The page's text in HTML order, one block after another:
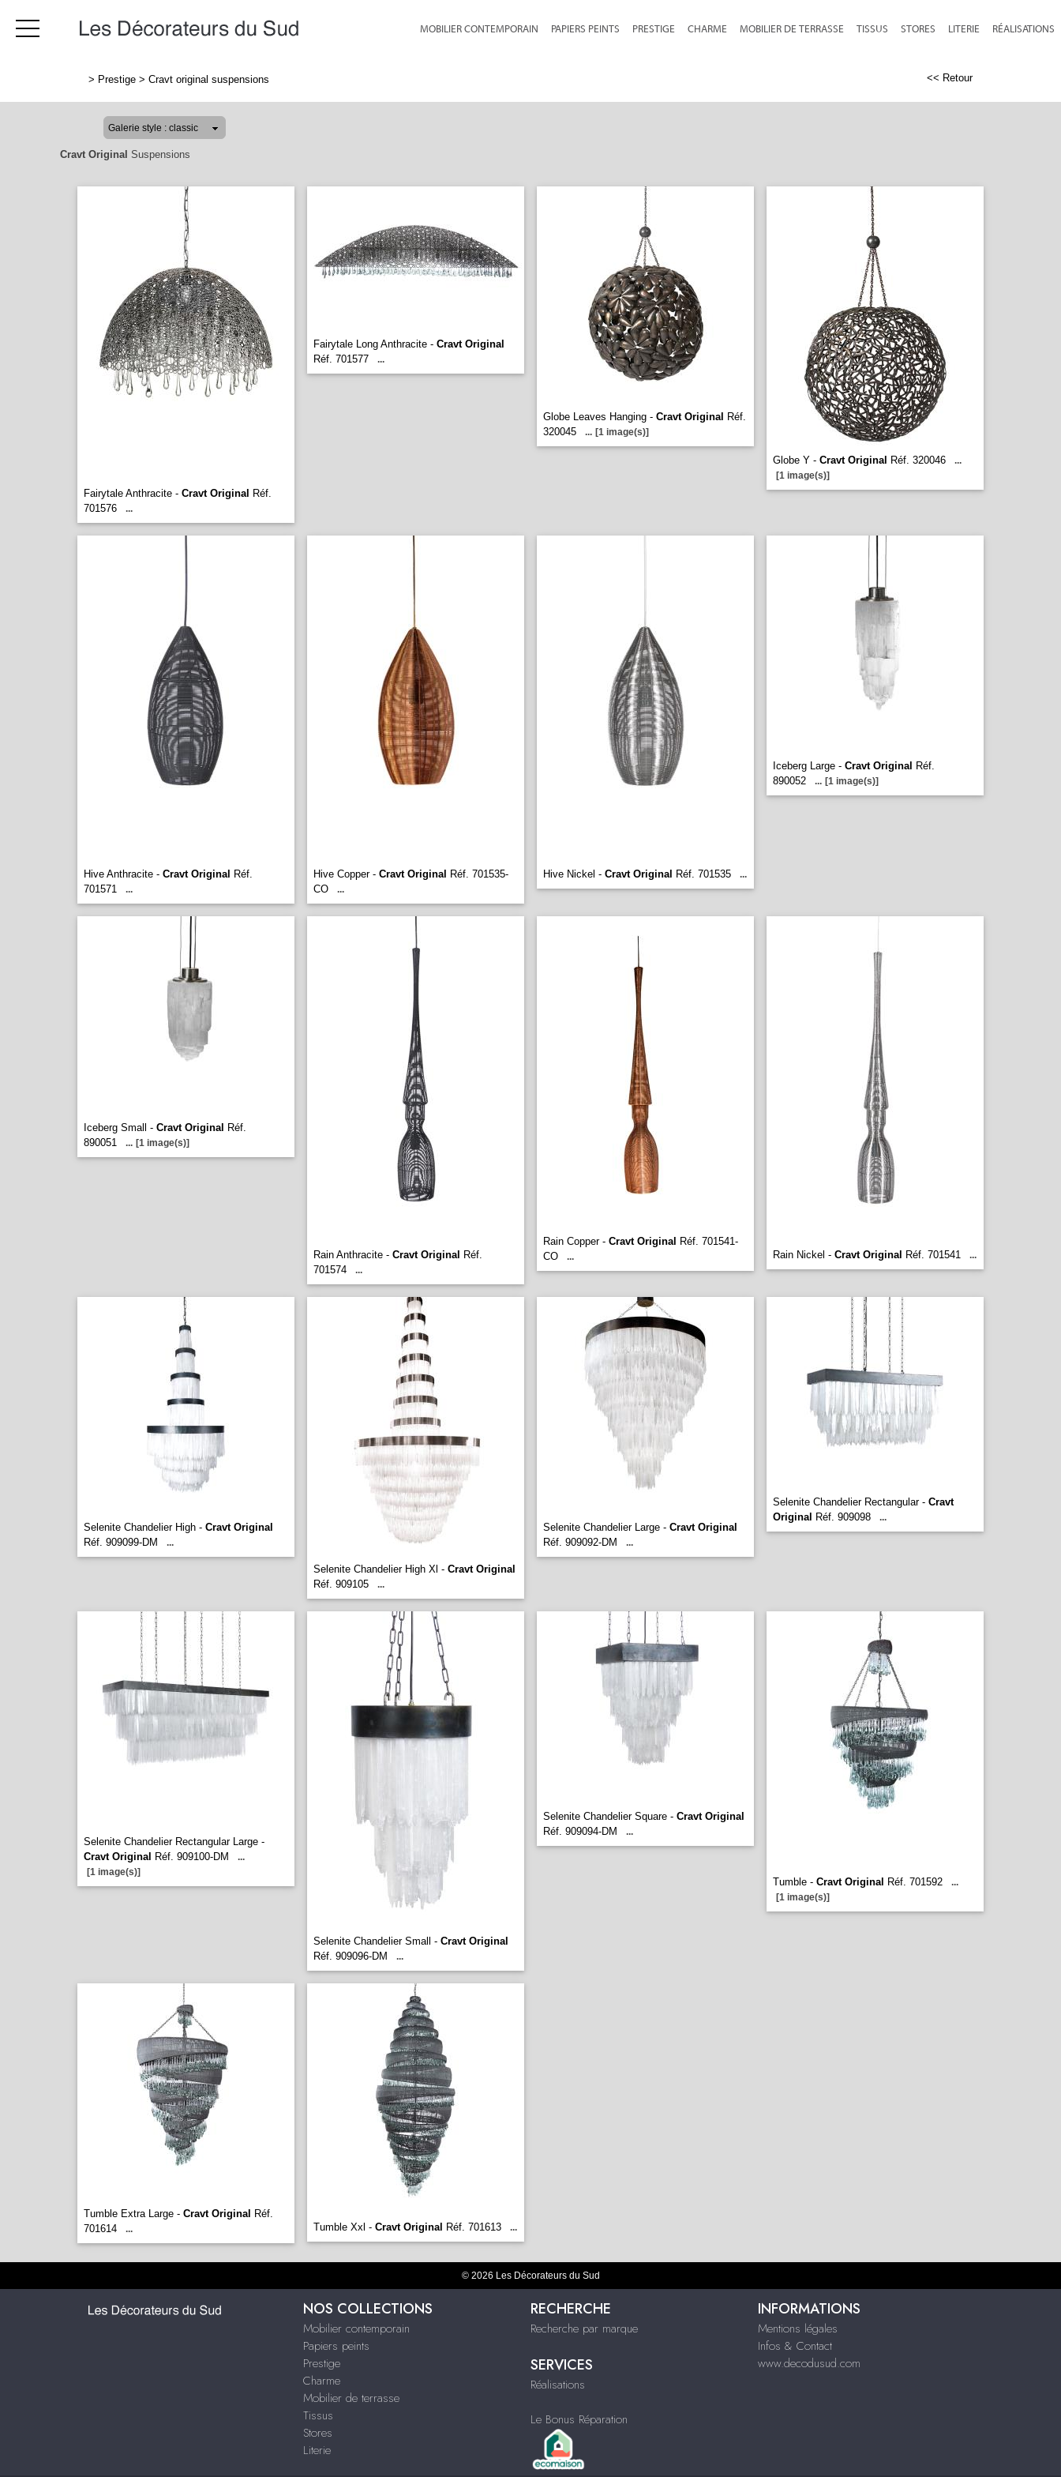
MOBILIER CONTEMPORAIN PAPIERS PEINTS PRESTIGE CHARME MOBILIER DE TERRASSE TISSUS STORES LITERIE RÉALISATIONS
> Prestige > Cravt original suspensions << Retour
Cravt Original Suspensions
Fairytale Anthracite - Cravt Original Réf.
701576
...
Fairytale Long Anthracite - Cravt Original
Réf. 701577
...
Globe Leaves Hanging - Cravt Original Réf.
320045
... [1 image(s)]
Globe Y - Cravt Original Réf. 320046
...
[1 image(s)]
Hive Anthracite - Cravt Original Réf.
701571
...
Hive Copper - Cravt Original Réf. 701535-
CO
...
Hive Nickel - Cravt Original Réf. 701535 ...
Iceberg Large - Cravt Original Réf.
890052
... [1 image(s)]
Iceberg Small - Cravt Original Réf.
890051
... [1 image(s)]
Rain Anthracite - Cravt Original Réf.
701574
...
Rain Copper - Cravt Original Réf. 701541-
CO
... Rain Nickel - Cravt Original Réf. 701541 ...
Selenite Chandelier High - Cravt Original
Réf. 909099-DM
...
Selenite Chandelier High Xl - Cravt Original
Réf. 909105
...
Selenite Chandelier Large - Cravt Original
Réf. 909092-DM
...
Selenite Chandelier Rectangular - Cravt
Original Réf. 909098 ...
Selenite Chandelier Rectangular Large -
Cravt Original Réf. 909100-DM
...
[1 image(s)]
Selenite Chandelier Small - Cravt Original
Réf. 909096-DM
...
Selenite Chandelier Square - Cravt Original
Réf. 909094-DM
...
Tumble - Cravt Original Réf. 701592
...
[1 image(s)]
Tumble Extra Large - Cravt Original Réf.
701614
... Tumble Xxl - Cravt Original Réf. 701613 ...
© 2026 Les Décorateurs du Sud
NOS COLLECTIONS
Mobilier contemporain
Papiers peints
Prestige
Charme
Mobilier de terrasse
Tissus
Stores
Literie
RECHERCHE
Recherche par marque
SERVICES
Réalisations
Le Bonus Réparation
INFORMATIONS
Mentions légales
Infos & Contact
www.decodusud.com